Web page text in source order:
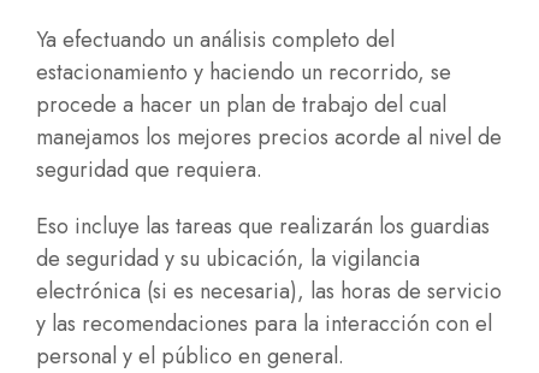
Ya efectuando un análisis completo del
estacionamiento y haciendo un recorrido, se
procede a hacer un plan de trabajo del cual
manejamos los mejores precios acorde al nivel de
seguridad que requiera.
Eso incluye las tareas que realizarán los guardias
de seguridad y su ubicación, la vigilancia
electrónica (si es necesaria), las horas de servicio
y las recomendaciones para la interacción con el
personal y el público en general.